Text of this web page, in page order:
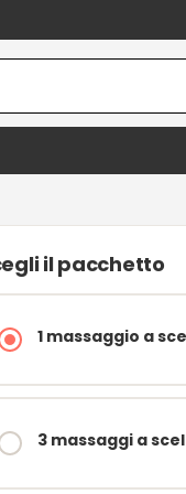
1 massaggio a
3 massaggi a
il pacchetto